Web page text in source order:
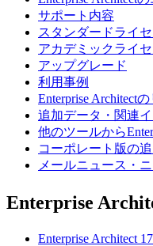
サポート内容
スタンダードライ
アカデミックライ
アップグレード
利用事例
Enterprise Architect
追加データ・関連
他のツールから
コーポレート版の
メールニュース・
Enterprise
Enterprise Architect